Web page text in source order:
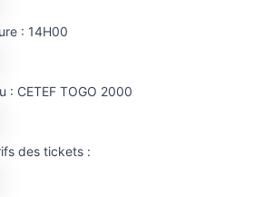
: 14H00
: CETEF TOGO 2000
des tickets :